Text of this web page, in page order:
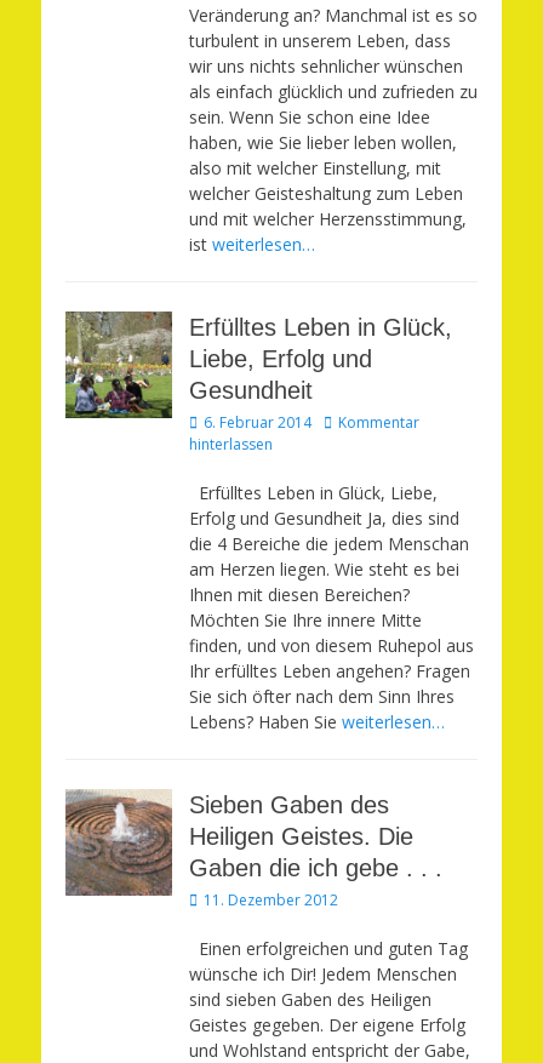
Veränderung an? Manchmal ist es so
turbulent in unserem Leben, dass
wir uns nichts sehnlicher wünschen
als einfach glücklich und zufrieden zu
sein. Wenn Sie schon eine Idee
haben, wie Sie lieber leben wollen,
also mit welcher Einstellung, mit
welcher Geisteshaltung zum Leben
und mit welcher Herzensstimmung,
ist weiterlesen…
Erfülltes Leben in Glück,
Liebe, Erfolg und
Gesundheit
Veröffentlicht
am
6. Februar 2014
Kommentar
hinterlassen
Erfülltes Leben in Glück, Liebe,
Erfolg und Gesundheit Ja, dies sind
die 4 Bereiche die jedem Menschan
am Herzen liegen. Wie steht es bei
Ihnen mit diesen Bereichen?
Möchten Sie Ihre innere Mitte
finden, und von diesem Ruhepol aus
Ihr erfülltes Leben angehen? Fragen
Sie sich öfter nach dem Sinn Ihres
Lebens? Haben Sie weiterlesen…
Sieben Gaben des
Heiligen Geistes. Die
Gaben die ich gebe . . .
Veröffentlicht
11. Dezember 2012
Einen erfolgreichen und guten Tag
wünsche ich Dir! Jedem Menschen
sind sieben Gaben des Heiligen
Geistes gegeben. Der eigene Erfolg
und Wohlstand entspricht der Gabe,